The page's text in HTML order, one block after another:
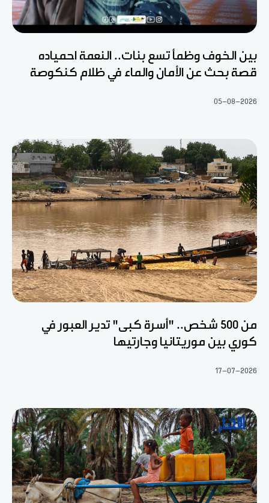
بين الخوف وظمأ تسع بنات.. النعمة احمياده
قصة بحث عن الأمان والماء في ظلام كنكوصة
05-08-2026
من 500 شخص.. "أسرة كبى" تدير العبور في
كوري بين موريتانيا وجارتيها
17-07-2026